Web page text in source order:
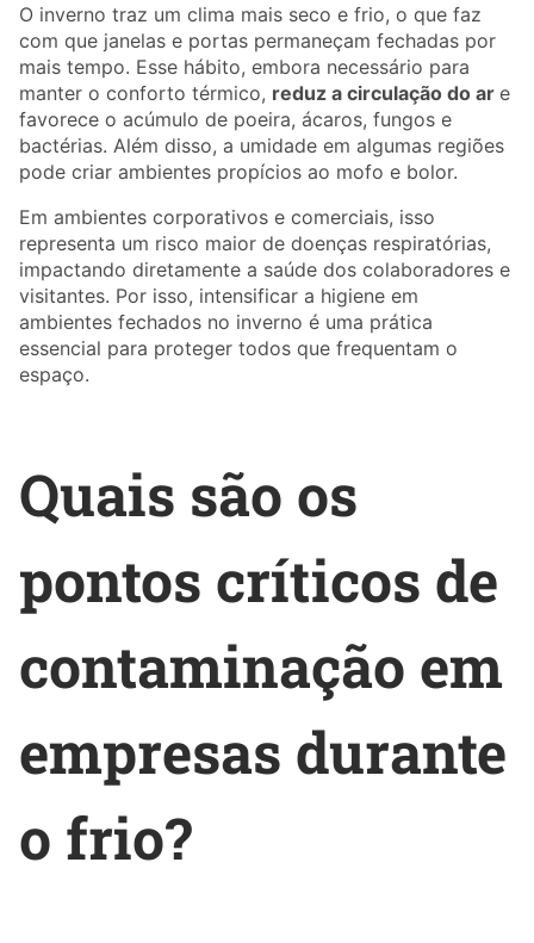
O inverno traz um clima mais seco e frio, o que faz
com que janelas e portas permaneçam fechadas por
mais tempo. Esse hábito, embora necessário para
manter o conforto térmico, reduz a circulação do ar e
favorece o acúmulo de poeira, ácaros, fungos e
bactérias. Além disso, a umidade em algumas regiões
pode criar ambientes propícios ao mofo e bolor.
Em ambientes corporativos e comerciais, isso
representa um risco maior de doenças respiratórias,
impactando diretamente a saúde dos colaboradores e
visitantes. Por isso, intensificar a higiene em
ambientes fechados no inverno é uma prática
essencial para proteger todos que frequentam o
espaço.
Quais são os
pontos críticos de
contaminação em
empresas durante
o frio?